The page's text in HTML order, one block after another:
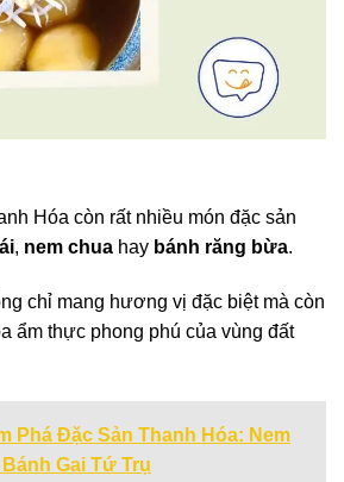
Hóa còn rất nhiều món đặc sản
, nem chua hay bánh răng bừa.
chỉ mang hương vị đặc biệt mà còn
ẩm thực phong phú của vùng đất
Phá Đặc Sản Thanh Hóa: Nem
Gai Tứ Trụ